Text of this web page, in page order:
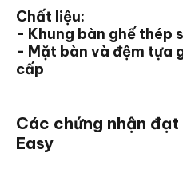
Chất liệu:
- Khung bàn ghế thép
- Mặt bàn và đệm tựa
cấp
Các chứng nhận
Easy